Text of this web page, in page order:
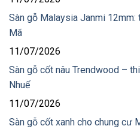
Sàn gỗ Malaysia Janmi
Mã
11/07/2026
Sàn gỗ cốt nâu Trendwood –
Nhuế
11/07/2026
Sàn gỗ cốt xanh cho chung cư